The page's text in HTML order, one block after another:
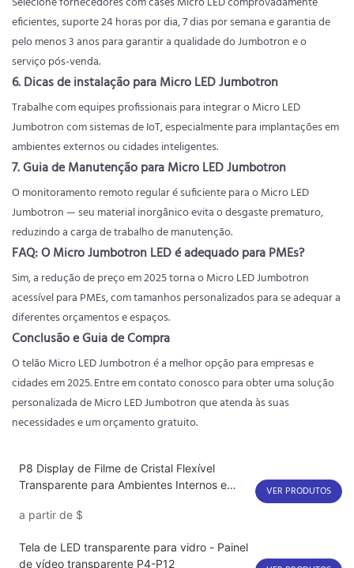
eficientes, suporte 24 horas por dia, 7 dias por semana e garantia de
pelo menos 3 anos para garantir a qualidade do Jumbotron e o
serviço pós-venda.
6. Dicas de instalação para Micro LED Jumbotron
Trabalhe com equipes profissionais para integrar o Micro LED
Jumbotron com sistemas de IoT, especialmente para implantações em
ambientes externos ou cidades inteligentes.
7. Guia de Manutenção para Micro LED Jumbotron
O monitoramento remoto regular é suficiente para o Micro LED
Jumbotron — seu material inorgânico evita o desgaste prematuro,
reduzindo a carga de trabalho de manutenção.
FAQ: O Micro Jumbotron LED é adequado para PMEs?
Sim, a redução de preço em 2025 torna o Micro LED Jumbotron
acessível para PMEs, com tamanhos personalizados para se adequar a
diferentes orçamentos e espaços.
Conclusão e Guia de Compra
O telão Micro LED Jumbotron é a melhor opção para empresas e
cidades em 2025. Entre em contato conosco para obter uma solução
personalizada de Micro LED Jumbotron que atenda às suas
necessidades e um orçamento gratuito.
P8 Display de Filme de Cristal Flexível
Transparente para Ambientes Internos e
a partir de $
VER PRODUTOS
Tela de LED transparente para vidro - Painel
de vídeo transparente P4-P12